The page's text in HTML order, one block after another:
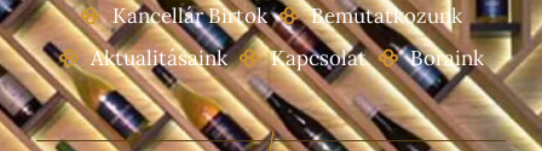
Kancellár Birtok
Bemutatkozunk
Aktualitásaink
Kapcsolat Boraink